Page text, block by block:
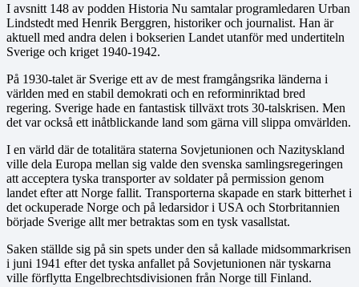
I avsnitt 148 av podden Historia Nu samtalar programledaren Urban
Lindstedt med Henrik Berggren, historiker och journalist. Han är
aktuell med andra delen i bokserien Landet utanför med undertiteln
Sverige och kriget 1940-1942.
På 1930-talet är Sverige ett av de mest framgångsrika länderna i
världen med en stabil demokrati och en reforminriktad bred
regering. Sverige hade en fantastisk tillväxt trots 30-talskrisen. Men
det var också ett inåtblickande land som gärna vill slippa omvärlden.
I en värld där de totalitära staterna Sovjetunionen och Nazityskland
ville dela Europa mellan sig valde den svenska samlingsregeringen
att acceptera tyska transporter av soldater på permission genom
landet efter att Norge fallit. Transporterna skapade en stark bitterhet i
det ockuperade Norge och på ledarsidor i USA och Storbritannien
började Sverige allt mer betraktas som en tysk vasallstat.
Saken ställde sig på sin spets under den så kallade midsommarkrisen
i juni 1941 efter det tyska anfallet på Sovjetunionen när tyskarna
ville förflytta Engelbrechtsdivisionen från Norge till Finland.